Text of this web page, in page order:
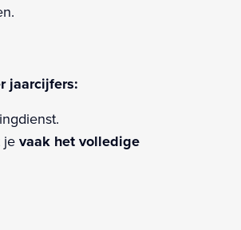
jaarcijfers:
je vaak het volledige